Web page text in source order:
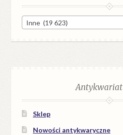
Inne (19 623)
Antykwariat
Sklep
Nowości antykwaryczne